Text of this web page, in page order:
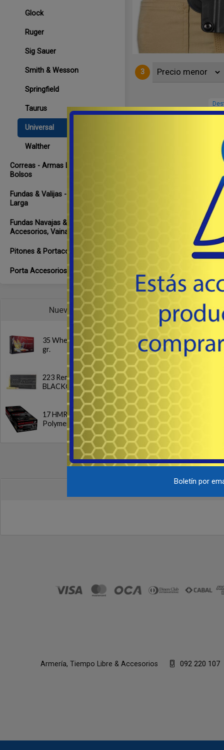
Glock
Ruger
Sig Sauer
Smith & Wesson
Springfield
Taurus
Universal
Walther
Correas - Armas Largas &
Bolsos
Fundas & Valijas - A. Corta & A.
Larga
Fundas Navajas & Pequeños
Accesorios, Vainas
Pitones & Portacorreas
Porta Accesorios Varios
Nuevos
35 Whelen SP 200
gr.
223 Rem. FMJ
BLACK® 62 gr
17 HMR NTX
Polymer Tip 15.5gr.
3
Armería, Tiempo Libre & Accesorios 092 220 107
Boletín por